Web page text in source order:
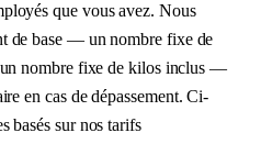
que vous avez. Nous
de base — un nombre fixe de
un nombre fixe de kilos inclus —
en cas de dépassement. Ci-
basés sur nos tarifs